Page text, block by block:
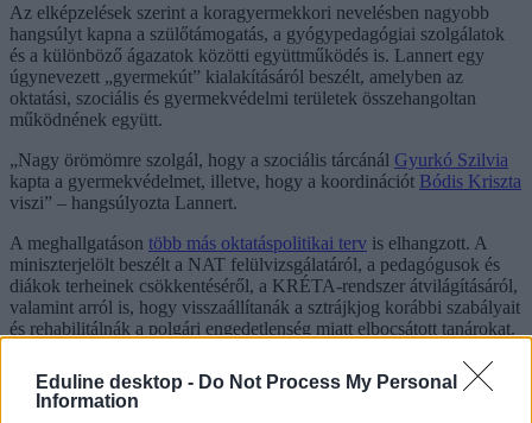
Eduline desktop - Do Not Process My Personal
Information
Az elképzelések szerint a koragyermekkori nevelésben nagyobb
hangsúlyt kapna a szülőtámogatás, a gyógypedagógiai szolgálatok
és a különböző ágazatok közötti együttműködés is. Lannert egy
úgynevezett „gyermekút” kialakításáról beszélt, amelyben az
oktatási, szociális és gyermekvédelmi területek összehangoltan
működnének együtt.
„Nagy örömömre szolgál, hogy a szociális tárcánál Gyurkó Szilvia
kapta a gyermekvédelmet, illetve, hogy a koordinációt Bódis Kriszta
viszi” – hangsúlyozta Lannert.
A meghallgatáson több más oktatáspolitikai terv is elhangzott. A
miniszterjelölt beszélt a NAT felülvizsgálatáról, a pedagógusok és
diákok terheinek csökkentéséről, a KRÉTA-rendszer átvilágításáról,
valamint arról is, hogy visszaállítanák a sztrájkjog korábbi szabályait
és rehabilitálnák a polgári engedetlenség miatt elbocsátott tanárokat.
Szóba került a mindennapos testnevelés kérdése is: Lannert azt
mondta, szerinte nem a kötelező óraszám növelése a jó megoldás,
mert az „éppenséggel visszavetette a testmozgást”. Emellett beszélt a